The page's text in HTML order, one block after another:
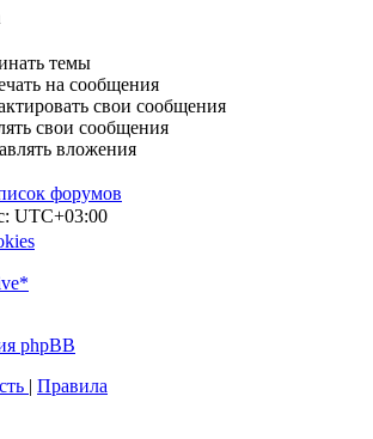
темы
на сообщения
свои сообщения
свои сообщения
вложения
форумов
UTC+03:00
phpBB
| Правила